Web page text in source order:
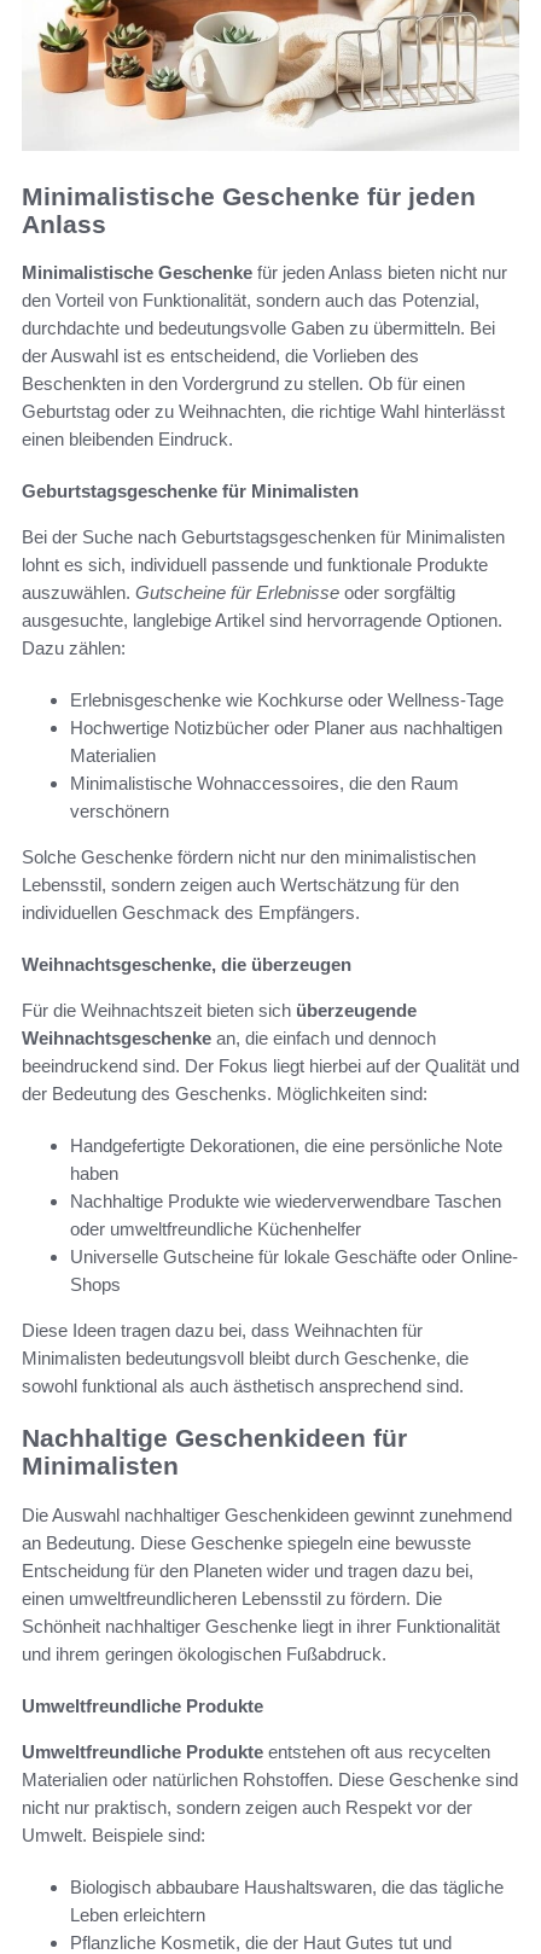
Minimalistische Geschenke für jeden
Anlass
Minimalistische Geschenke für jeden Anlass bieten nicht nur
den Vorteil von Funktionalität, sondern auch das Potenzial,
durchdachte und bedeutungsvolle Gaben zu übermitteln. Bei
der Auswahl ist es entscheidend, die Vorlieben des
Beschenkten in den Vordergrund zu stellen. Ob für einen
Geburtstag oder zu Weihnachten, die richtige Wahl hinterlässt
einen bleibenden Eindruck.
Geburtstagsgeschenke für Minimalisten
Bei der Suche nach Geburtstagsgeschenken für Minimalisten
lohnt es sich, individuell passende und funktionale Produkte
auszuwählen. Gutscheine für Erlebnisse oder sorgfältig
ausgesuchte, langlebige Artikel sind hervorragende Optionen.
Dazu zählen:
Erlebnisgeschenke wie Kochkurse oder Wellness-Tage
Hochwertige Notizbücher oder Planer aus nachhaltigen
Materialien
Minimalistische Wohnaccessoires, die den Raum
verschönern
Solche Geschenke fördern nicht nur den minimalistischen
Lebensstil, sondern zeigen auch Wertschätzung für den
individuellen Geschmack des Empfängers.
Weihnachtsgeschenke, die überzeugen
Für die Weihnachtszeit bieten sich überzeugende
Weihnachtsgeschenke an, die einfach und dennoch
beeindruckend sind. Der Fokus liegt hierbei auf der Qualität und
der Bedeutung des Geschenks. Möglichkeiten sind:
Handgefertigte Dekorationen, die eine persönliche Note
haben
Nachhaltige Produkte wie wiederverwendbare Taschen
oder umweltfreundliche Küchenhelfer
Universelle Gutscheine für lokale Geschäfte oder Online-
Shops
Diese Ideen tragen dazu bei, dass Weihnachten für
Minimalisten bedeutungsvoll bleibt durch Geschenke, die
sowohl funktional als auch ästhetisch ansprechend sind.
Nachhaltige Geschenkideen für
Minimalisten
Die Auswahl nachhaltiger Geschenkideen gewinnt zunehmend
an Bedeutung. Diese Geschenke spiegeln eine bewusste
Entscheidung für den Planeten wider und tragen dazu bei,
einen umweltfreundlicheren Lebensstil zu fördern. Die
Schönheit nachhaltiger Geschenke liegt in ihrer Funktionalität
und ihrem geringen ökologischen Fußabdruck.
Umweltfreundliche Produkte
Umweltfreundliche Produkte entstehen oft aus recycelten
Materialien oder natürlichen Rohstoffen. Diese Geschenke sind
nicht nur praktisch, sondern zeigen auch Respekt vor der
Umwelt. Beispiele sind:
Biologisch abbaubare Haushaltswaren, die das tägliche
Leben erleichtern
Pflanzliche Kosmetik, die der Haut Gutes tut und